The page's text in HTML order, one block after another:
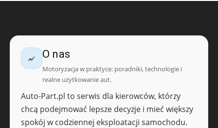
O nas
Motoryzacja w praktyce: poradniki, technologie i
realne użytkowanie aut.
Auto-Part.pl to serwis dla kierowców, którzy
chcą podejmować lepsze decyzje i mieć większy
spokój w codziennej eksploatacji samochodu.